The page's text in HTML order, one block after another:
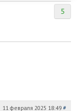
5
11 февраля 2025 18:49 #